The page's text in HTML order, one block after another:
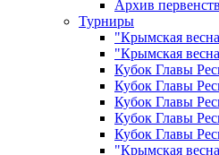
Архив
Турниры
"Крымская
"Крымская
Кубок Главы
Кубок Главы
Кубок Главы
Кубок Главы
Кубок Главы
"Крымская